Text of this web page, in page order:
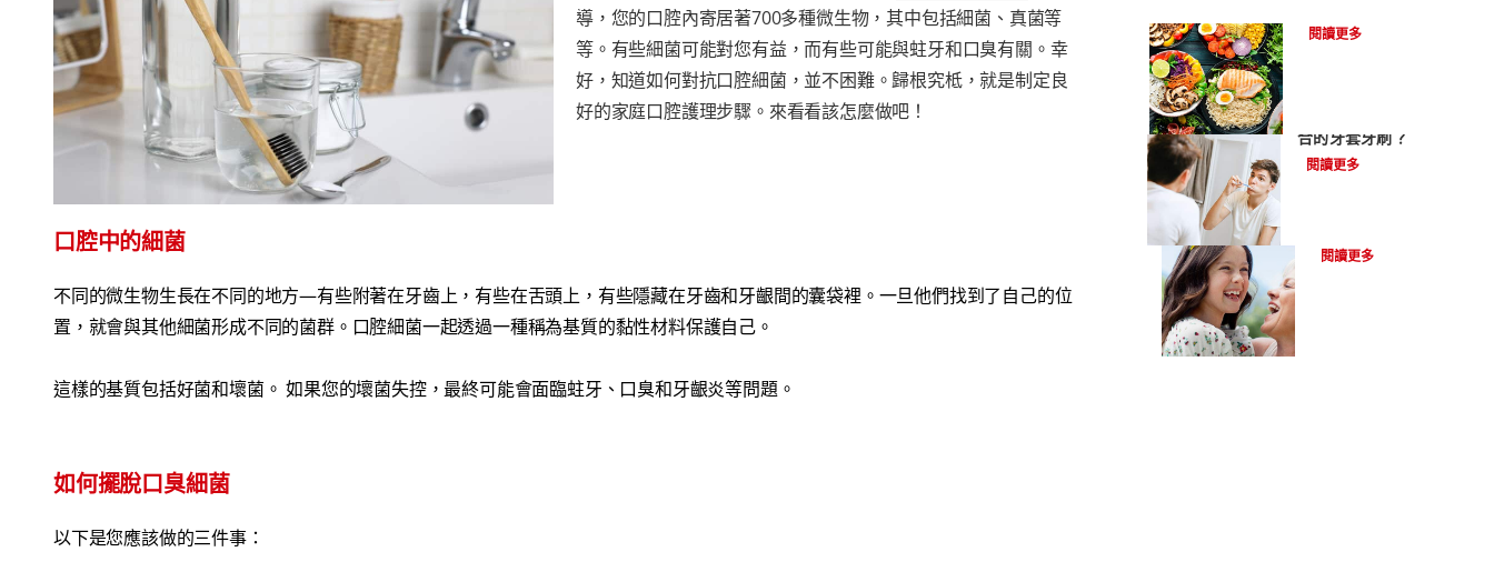
導，您的口腔內寄居著700多種微生物，其中包括細菌、真菌等
等。有些細菌可能對您有益，而有些可能與蛀牙和口臭有關。幸
好，知道如何對抗口腔細菌，並不困難。歸根究柢，就是制定良
好的家庭口腔護理步驟。來看看該怎麼做吧！
口腔中的細菌
不同的微生物生長在不同的地方—有些附著在牙齒上，有些在舌頭上，有些隱藏在牙齒和牙齦間的囊袋裡。一旦他們找到了自己的位
置，就會與其他細菌形成不同的菌群。口腔細菌一起透過一種稱為基質的黏性材料保護自己。
這樣的基質包括好菌和壞菌。 如果您的壞菌失控，最終可能會面臨蛀牙、口臭和牙齦炎等問題。
如何擺脫口臭細菌
以下是您應該做的三件事：
閱讀更多
合的牙套牙刷？
閱讀更多
閱讀更多